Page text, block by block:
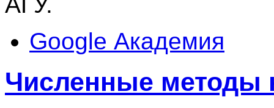
Google Академия
Численные методы